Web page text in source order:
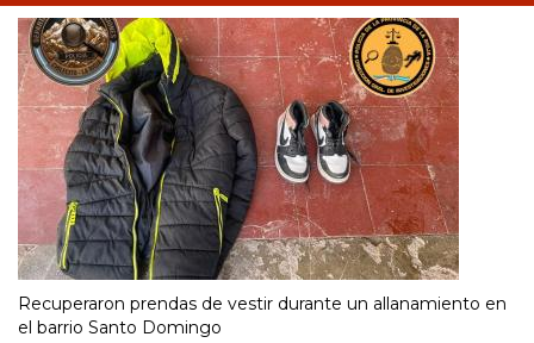
Recuperaron prendas de vestir durante un allanamiento en
el barrio Santo Domingo